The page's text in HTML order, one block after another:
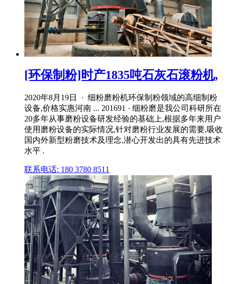
[环保制粉]时产1835吨石灰石滚粉机,
2020年8月19日 · 细粉磨粉机环保制粉领域的高细制粉
设备,价格实惠河南 ... 201691 · 细粉磨是我公司科研所在
20多年从事磨粉设备研发经验的基础上,根据多年来用户
使用磨粉设备的实际情况,针对磨粉行业发展的需要,吸收
国内外新型粉磨技术及理念,潜心开发出的具有先进技术
水平 .
联系电话: 180 3780 8511